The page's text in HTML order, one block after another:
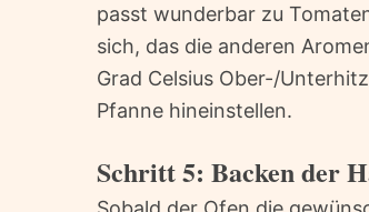
passt wunderbar zu
sich, das die anderen
Grad Celsius Ober-/
Pfanne hineinstellen.
Schritt 5: Backen der